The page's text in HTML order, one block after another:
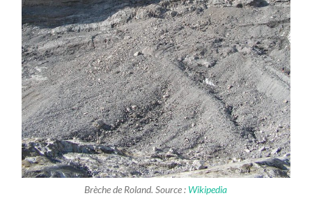
Brèche de Roland. Source : Wikipedia